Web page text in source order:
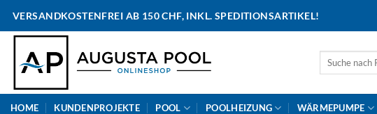
VERSANDKOSTENFREI AB 150 CHF, INKL. SPEDITIONSARTIKEL!
Suche
HOME KUNDENPROJEKTE POOL POOLHEIZUNG WÄRMEPUMPE